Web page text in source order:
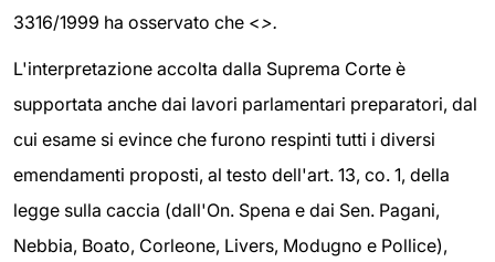
3316/1999 ha osservato che <>.
L'interpretazione accolta dalla Suprema Corte è
supportata anche dai lavori parlamentari preparatori, dal
cui esame si evince che furono respinti tutti i diversi
emendamenti proposti, al testo dell'art. 13, co. 1, della
legge sulla caccia (dall'On. Spena e dai Sen. Pagani,
Nebbia, Boato, Corleone, Livers, Modugno e Pollice),